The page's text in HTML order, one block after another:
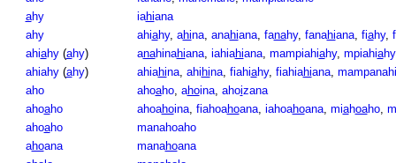
ahy iahiana
ahy
ahiahy, ahina, anahiana, fanahy, fanahiana, fiahy,
ahiahy(ahy) anahinahiana, iahiahiana, mampiahiahy, mpiahiahy
ahiahy(ahy) ahiahina, ahi hina, fiahiahy, fiahiahiana, mampanahi
aho
ahoaho, ahoina, ahoizana
ahoaho ahoahoina, fiahoahoana, iahoahoana, miahoaho,
ahoaho
manahoaho
ahoana manahoana